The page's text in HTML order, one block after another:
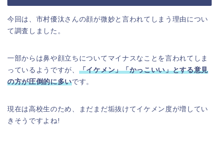
今回は、市村優汰さんの顔が微妙と言われてしまう理由につい
て調査しました。
一部からは鼻や顔立ちについてマイナスなことを言われてしま
っているようですが、 「イケメン」「かっこいい」とする意見
の方が圧倒的に多いです。
現在は高校生のため、まだまだ垢抜けてイケメン度が増してい
きそうですよね!